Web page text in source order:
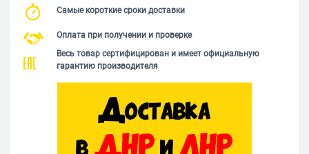
Самые короткие сроки доставки
Оплата при получении и проверке
Весь товар сертифицирован и имеет официальную
гарантию производителя